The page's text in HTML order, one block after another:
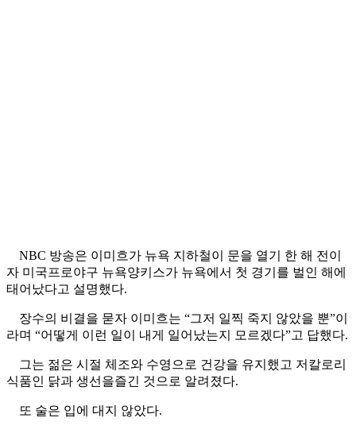
NBC 방송은 이미흐가 뉴욕 지하철이 문을 열기 한 해 전이
자 미국프로야구 뉴욕양키스가 뉴욕에서 첫 경기를 벌인 해에
태어났다고 설명했다.
장수의 비결을 묻자 이미흐는 “그저 일찍 죽지 않았을 뿐”이
라며 “어떻게 이런 일이 내게 일어났는지 모르겠다”고 답했다.
그는 젊은 시절 체조와 수영으로 건강을 유지했고 저칼로리
식품인 닭과 생선을즐긴 것으로 알려졌다.
또 술은 입에 대지 않았다.